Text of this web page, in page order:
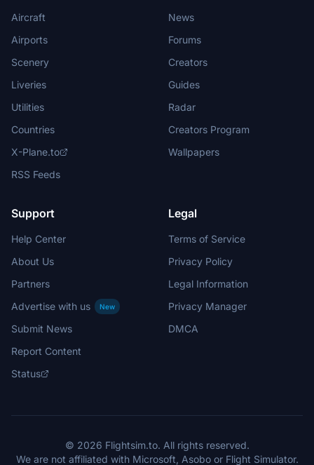
Aircraft
Airports
Scenery
Liveries
Utilities
Countries
X-Plane.to
RSS Feeds
News
Forums
Creators
Guides
Radar
Creators Program
Wallpapers
Support
Help Center
About Us
Partners
Advertise with us
New
Submit News
Report Content
Status
Legal
Terms of Service
Privacy Policy
Legal Information
Privacy Manager
DMCA
© 2026 Flightsim.to. All rights reserved.
We are not affiliated with Microsoft, Asobo or Flight Simulator.